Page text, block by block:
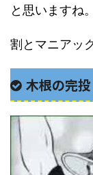
と思いますね。
割とマニアッ
木根の完投